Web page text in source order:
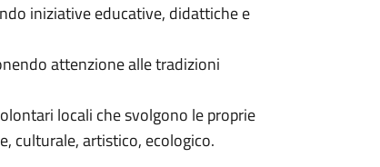
iniziative educative, didattiche e
attenzione alle tradizioni
locali che svolgono le proprie
culturale, artistico, ecologico.